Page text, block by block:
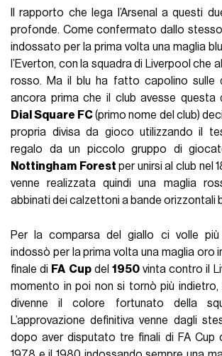
Il rapporto che lega l’Arsenal a questi
profonde. Come confermato dallo stesso
indossato per la prima volta una maglia blu
l’Everton, con la squadra di Liverpool che
rosso. Ma il blu ha fatto capolino sulle
ancora prima che il club avesse questa
Dial Square FC(primo nome del club)
propria divisa da gioco utilizzando il
regalo da un piccolo gruppo di
Nottingham Forest per unirsi al club nel
venne realizzata quindi una maglia
abbinati dei calzettoni a bande orizzontali
Per la comparsa del giallo ci volle più
indossò per la prima volta una maglia oro
finale di FA Cupdel 1950vinta contro il
momento in poi non si tornò più
divenne il colore fortunato della
L’approvazione definitiva venne dagli
dopo aver disputato tre finali di FA Cup